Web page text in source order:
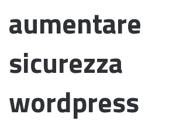
aumentare
sicurezza
wordpress